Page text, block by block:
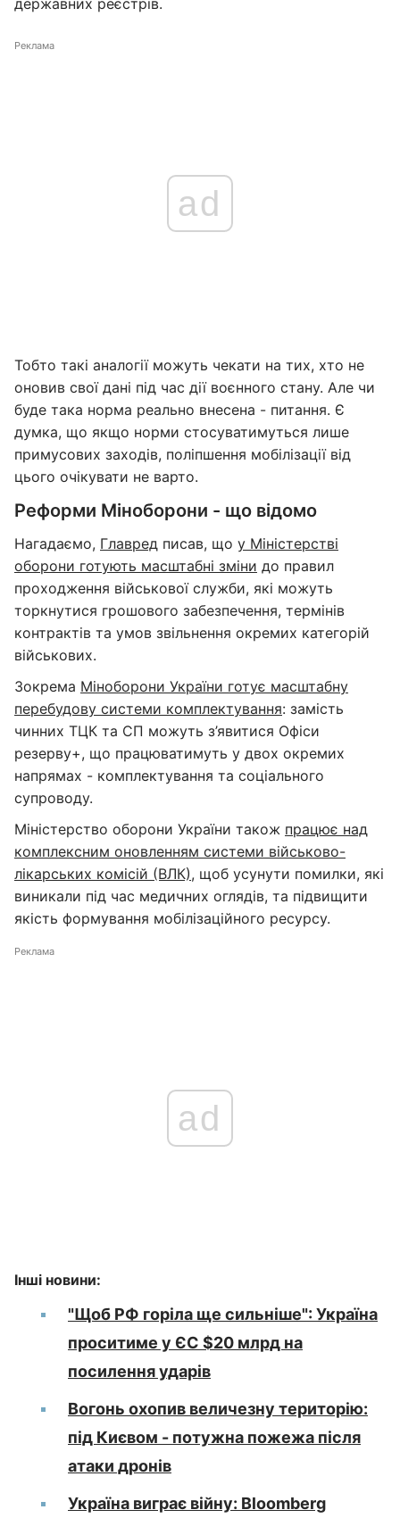
Реклама
ad
Тобто такі аналогії можуть чекати на тих, хто не
оновив свої дані під час дії воєнного стану. Але чи
буде така норма реально внесена - питання. Є
думка, що якщо норми стосуватимуться лише
примусових заходів, поліпшення мобілізації від
цього очікувати не варто.
Реформи Міноборони - що відомо
Нагадаємо, Главред писав, що у Міністерстві
оборони готують масштабні зміни до правил
проходження військової служби, які можуть
торкнутися грошового забезпечення, термінів
контрактів та умов звільнення окремих категорій
військових.
Зокрема Міноборони України готує масштабну
перебудову системи комплектування: замість
чинних ТЦК та СП можуть з’явитися Офіси
резерву+, що працюватимуть у двох окремих
напрямах - комплектування та соціального
супроводу.
Міністерство оборони України також працює над
комплексним оновленням системи військово-
лікарських комісій (ВЛК), щоб усунути помилки, які
виникали під час медичних оглядів, та підвищити
якість формування мобілізаційного ресурсу.
Реклама
ad
Інші новини:
"Щоб РФ горіла ще сильніше": Україна
проситиме у ЄС $20 млрд на
посилення ударів
Вогонь охопив величезну територію:
під Києвом - потужна пожежа після
атаки дронів
Україна виграє війну: Bloomberg